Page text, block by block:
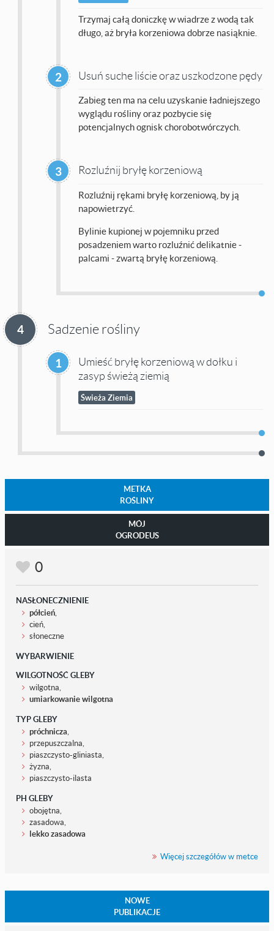
Trzymaj całą doniczkę w wiadrze z wodą tak
długo, aż bryła korzeniowa dobrze nasiąknie.
2 Usuń suche liście oraz uszkodzone pędy
Zabieg ten ma na celu uzyskanie ładniejszego
wyglądu rośliny oraz pozbycie się
potencjalnych ognisk chorobotwórczych.
3 Rozluźnij bryłę korzeniową
Rozluźnij rękami bryłę korzeniową, by ją
napowietrzyć.
Bylinie kupionej w pojemniku przed
posadzeniem warto rozluźnić delikatnie -
palcami - zwartą bryłę korzeniową.
4 Sadzenie rośliny
1
Umieść bryłę korzeniową w dołku i
zasyp świeżą ziemią
Świeża Ziemia
METKA
ROŚLINY
MÓJ
OGRODEUS
0
NASŁONECZNIENIE
półcień
cień,
słoneczne
WYBARWIENIE
WILGOTNOŚĆ GLEBY
wilgotna,
umiarkowanie wilgotna
TYP GLEBY
próchnicza
przepuszczalna,
piaszczysto-gliniasta,
żyzna,
piaszczysto-ilasta
PH GLEBY
obojętna,
zasadowa,
lekko zasadowa
Więcej szczegółów w metce
NOWE
PUBLIKACJE